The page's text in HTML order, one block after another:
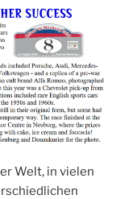
Welt, in vielen